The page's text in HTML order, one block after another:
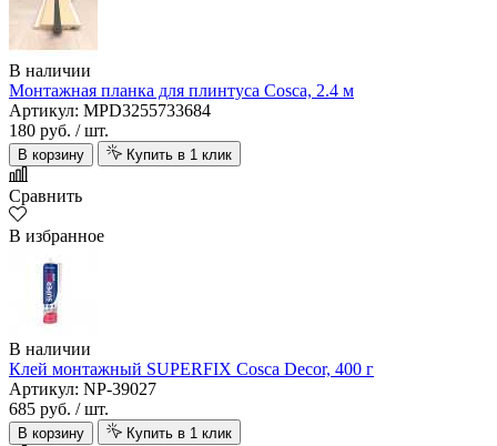
В наличии
Монтажная планка для плинтуса Cosca, 2.4 м
Артикул: MPD3255733684
180 руб. / шт.
В корзину Купить в 1 клик
Сравнить
В избранное
В наличии
Клей монтажный SUPERFIX Cosca Decor, 400 г
Артикул: NP-39027
685 руб. / шт.
В корзину Купить в 1 клик